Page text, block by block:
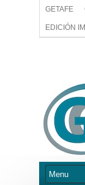
GETAFE
EDICIÓN